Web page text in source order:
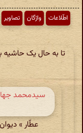
اطّلاعات واژگان تصاویر
تا به حال یک
سیدمحمد
عطّار »